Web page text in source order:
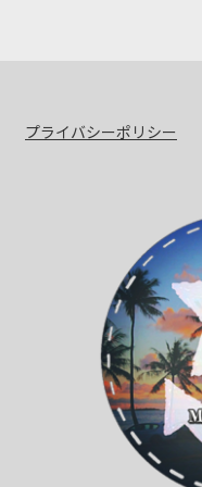
プライバシーポリシー